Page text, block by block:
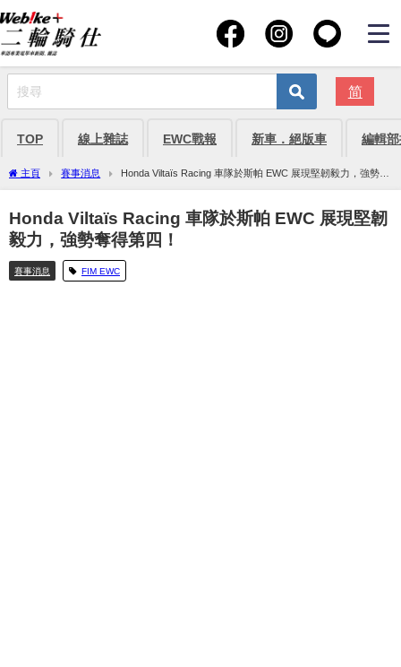
简
TOP 線上雜誌 EWC戰報 新車．絕版車 編輯
主頁 賽事消息
Honda Viltaïs Racing 車隊於斯帕 EWC 展現堅韌毅力，強勢奪
得第四！
Honda Viltaïs Racing 車隊於斯帕 EWC 展現堅韌
毅力，強勢奪得第四！
賽事消息 FIM EWC